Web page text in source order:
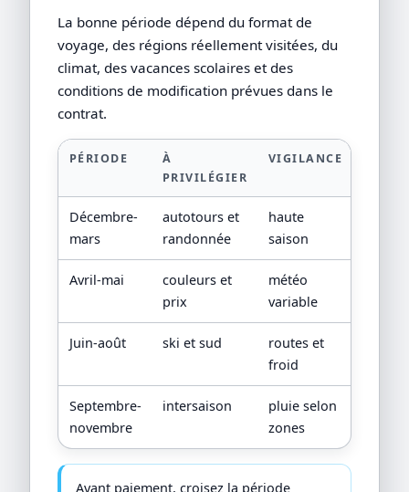
La bonne période dépend du format de
voyage, des régions réellement visitées, du
climat, des vacances scolaires et des
conditions de modification prévues dans le
contrat.
PÉRIODE
À
PRIVILÉGIER
VIGILANCE
Décembre-
mars
autotours et
randonnée
haute
saison
Avril-mai
couleurs et
prix
météo
variable
Juin-août ski et sud
routes et
froid
Septembre-
novembre
intersaison
pluie selon
zones
Avant paiement, croisez la période